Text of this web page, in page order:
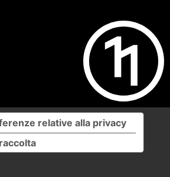
relative alla privacy